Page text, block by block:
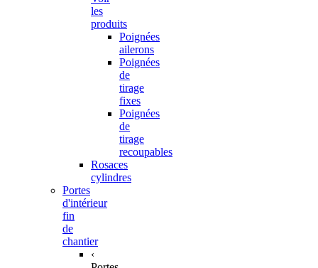
les
produits
Poignées
ailerons
Poignées
de
tirage
fixes
Poignées
de
tirage
recoupables
Rosaces
cylindres
Portes
d'intérieur
fin
de
chantier
‹